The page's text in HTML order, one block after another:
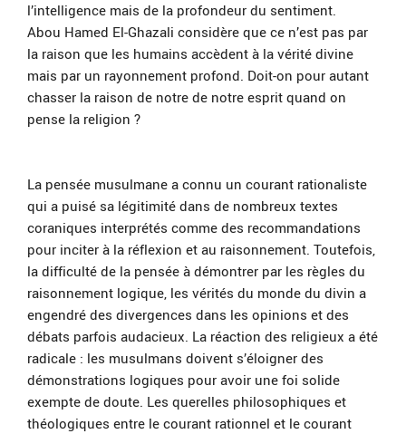
l’intelligence mais de la profondeur du sentiment.
Abou Hamed El-Ghazali considère que ce n’est pas par
la raison que les humains accèdent à la vérité divine
mais par un rayonnement profond. Doit-on pour autant
chasser la raison de notre de notre esprit quand on
pense la religion ?
La pensée musulmane a connu un courant rationaliste
qui a puisé sa légitimité dans de nombreux textes
coraniques interprétés comme des recommandations
pour inciter à la réflexion et au raisonnement. Toutefois,
la difficulté de la pensée à démontrer par les règles du
raisonnement logique, les vérités du monde du divin a
engendré des divergences dans les opinions et des
débats parfois audacieux. La réaction des religieux a été
radicale : les musulmans doivent s’éloigner des
démonstrations logiques pour avoir une foi solide
exempte de doute. Les querelles philosophiques et
théologiques entre le courant rationnel et le courant